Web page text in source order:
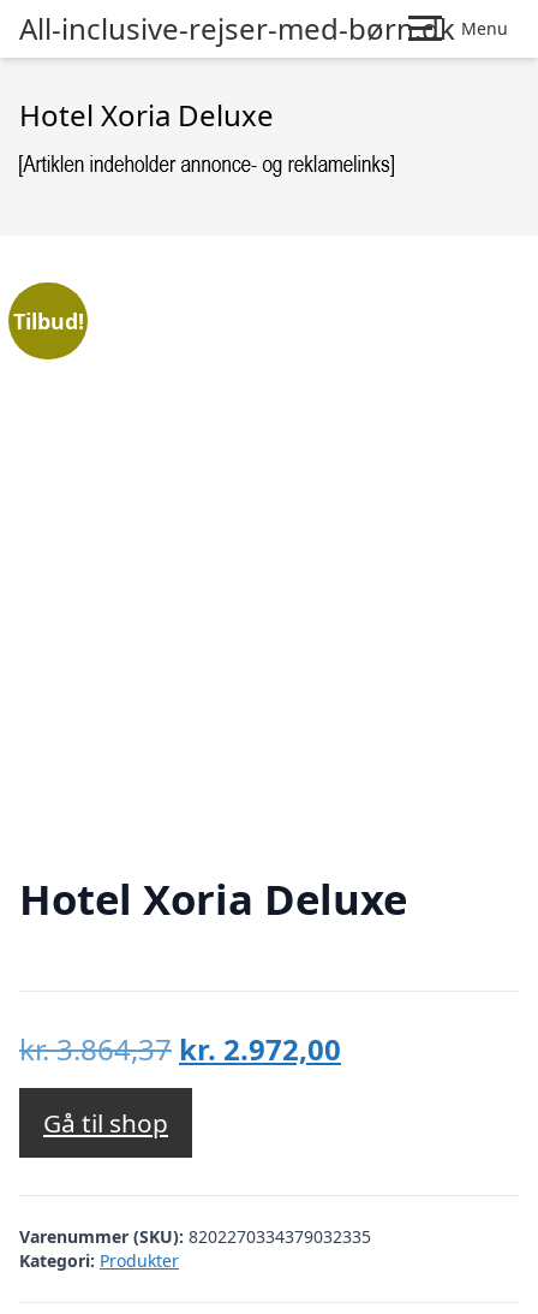
All-inclusive-rejser-med-børn.dk Menu
Hotel Xoria Deluxe
Tilbud!
Hotel Xoria Deluxe
kr.3.864,37 Den
oprindelige
var:
kr. 3.864,37.
kr. 2.972,00
kr. 2.972,00.
Gå til shop
Varenummer (SKU): 8202270334379032335
Kategori: Produkter